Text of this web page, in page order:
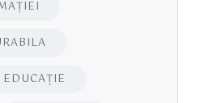
EDUCAŢIE